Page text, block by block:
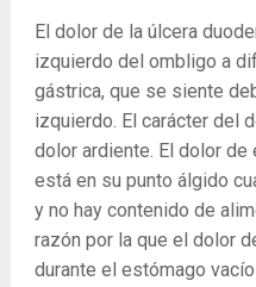
El dolor de la úlcera
izquierdo del ombligo a
gástrica, que se siente
izquierdo. El carácter del
dolor ardiente. El dolor
está en su punto álgido
y no hay contenido de
razón por la que el dolor
durante el estómago